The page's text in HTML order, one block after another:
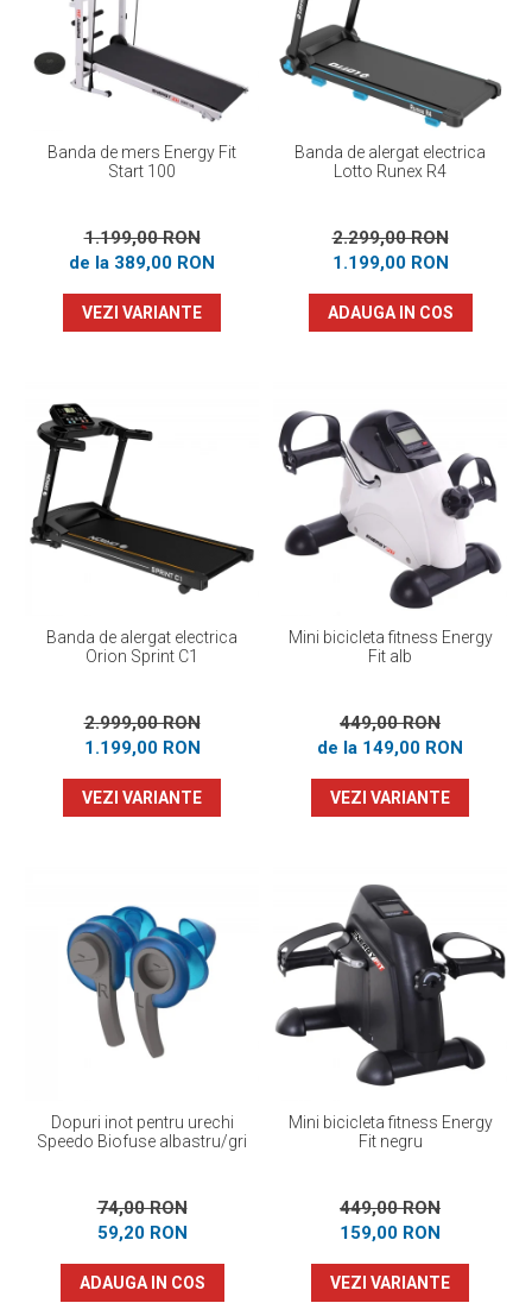
Accesorii inot
Genti si rucsacuri
Tricouri, pantaloni, bluze
Costume profesionale inot
Banda de mers Energy Fit
Start 100
1.199,00 RON
de la 389,00 RON
VEZI VARIANTE
Banda de alergat electrica
Lotto Runex R4
2.299,00 RON
1.199,00 RON
ADAUGA IN COS
Banda de alergat electrica
Orion Sprint C1
2.999,00 RON
1.199,00 RON
VEZI VARIANTE
Mini bicicleta fitness Energy
Fit alb
449,00 RON
de la 149,00 RON
VEZI VARIANTE
Dopuri inot pentru urechi
Speedo Biofuse albastru/gri
74,00 RON
59,20 RON
ADAUGA IN COS
Mini bicicleta fitness Energy
Fit negru
449,00 RON
159,00 RON
VEZI VARIANTE